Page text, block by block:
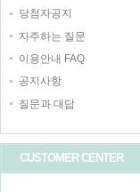
당첨자공지
자주하는 질문
이용안내 FAQ
공지사항
질문과 대답
CUSTOMER CENTER